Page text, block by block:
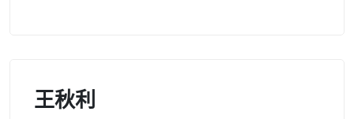
王秋利